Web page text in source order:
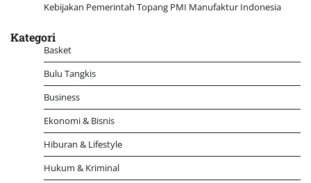
Kebijakan Pemerintah Topang PMI Manufaktur Indonesia
Kategori
Basket
Bulu Tangkis
Business
Ekonomi & Bisnis
Hiburan & Lifestyle
Hukum & Kriminal